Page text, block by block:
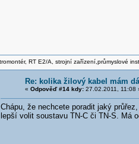
RT E2/A, strojní zařízení,průmyslové
Re: kolika žilový kabel mám
« Odpověď #14 kdy:27.02.2011, 11:08
Chápu, že nechcete poradit jaký
lepší volit soustavu TN-C či TN-S. Má